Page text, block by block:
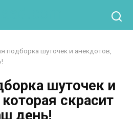
подборка шуточек и анекдотов,
шуточек и
скрасит
день!